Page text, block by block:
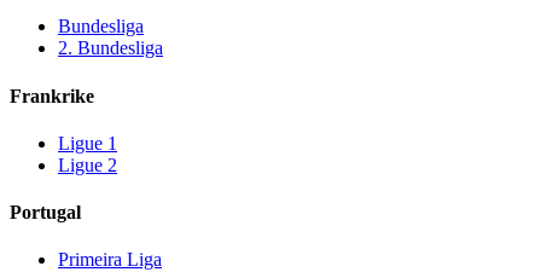
Bundesliga
2. Bundesliga
Frankrike
Ligue 1
Ligue 2
Portugal
Primeira Liga